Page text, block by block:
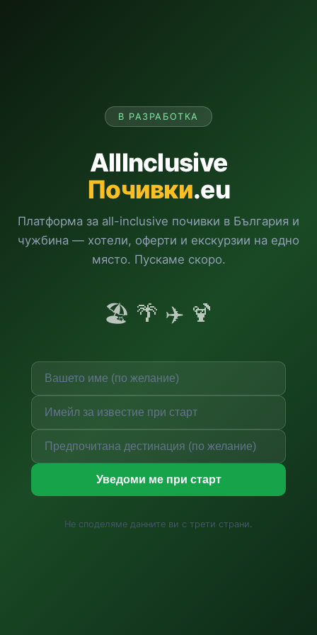
В РАЗРАБОТКА
AllInclusive
Почивки.eu
Платформа за all-inclusive почивки в България и
чужбина — хотели, оферти и екскурзии на едно
място. Пускаме скоро.
🏖️ 🌴 ✈️ 🍹
Уведоми ме при старт
Не споделяме данните ви с трети страни.